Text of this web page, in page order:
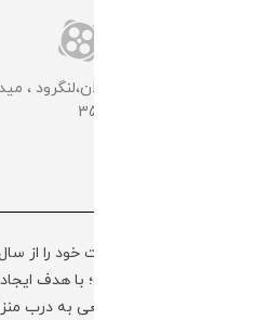
📌گلخانه مرکزی: گیلان،لنگرود ،
به‌روز آغاز کرده است؛ با هدف
ارسال گل و گیاه طبیعی به درب